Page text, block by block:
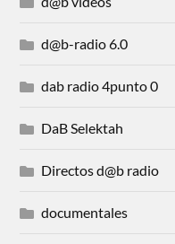
d@b-radio 6.0
dab radio 4punto 0
DaB Selektah
Directos d@b radio
documentales